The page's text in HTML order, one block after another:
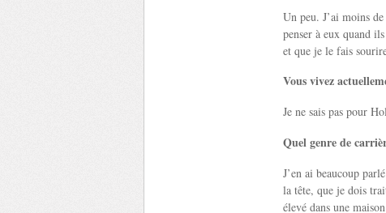
Un peu. J’ai moins
penser à eux quand
et que je le fais
Vous vivez
Je ne sais pas pour
Quel genre de
J’en ai beaucoup
la tête, que je dois
élevé dans une